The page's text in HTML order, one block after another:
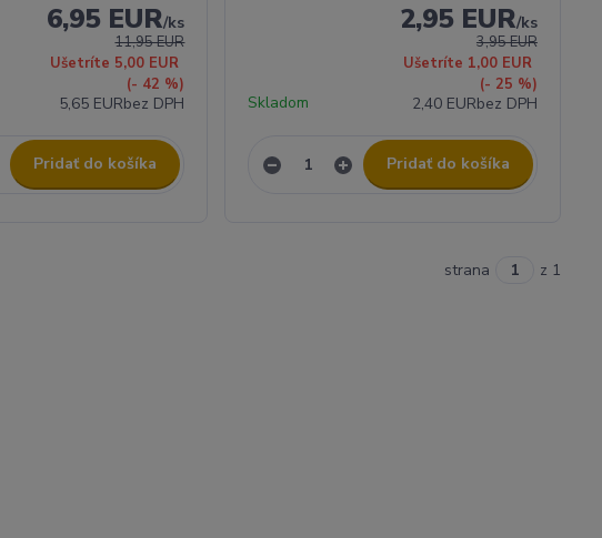
11,95 EUR
Ušetríte 5,00 EUR
(- 42 %)
6,95 EUR/ks
5,65 EURbez DPH
Pridať do košíka
3,95 EUR
Ušetríte 1,00 EUR
(- 25 %)
2,95 EUR/ks
2,40 EURbez DPH
Skladom
Pridať do košíka
strana z 1